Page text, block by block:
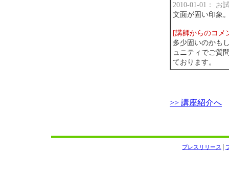
2010-01-01： お
文面が固い印象
[講師からのコメ
多少固いのかも
ュニティでご質
ております。
>> 講座紹介へ
プレスリリース